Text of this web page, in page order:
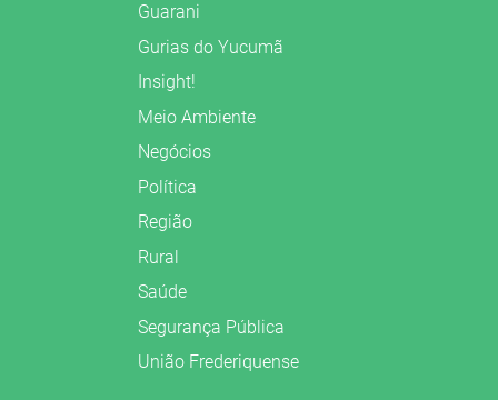
Guarani
Gurias do Yucumã
Insight!
Meio Ambiente
Negócios
Política
Região
Rural
Saúde
Segurança Pública
União Frederiquense